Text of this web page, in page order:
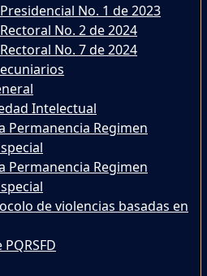
No. 1 de 2023
No. 2 de 2024
No. 7 de 2024
Intelectual
Permanencia Regimen
Permanencia Regimen
de violencias basadas en